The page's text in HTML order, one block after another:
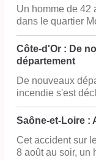
Un homme de 42
dans le quartier
Côte-d'Or : De
département
De nouveaux
incendie s'est
Saône-et-Loire :
Cet accident sur
8 août au soir, un